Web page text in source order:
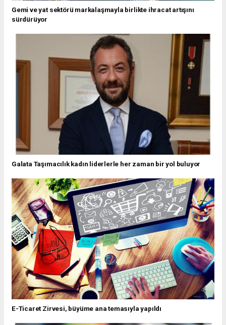
Gemi ve yat sektörü markalaşmayla birlikte ihracat artışını
sürdürüyor
Galata Taşımacılık kadın liderlerle her zaman bir yol buluyor
E-Ticaret Zirvesi, büyüme ana temasıyla yapıldı